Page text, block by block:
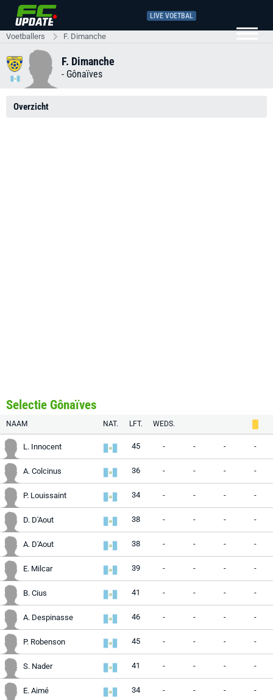
LIVE VOETBAL
Voetballers F. Dimanche
F. Dimanche
- Gônaïves
Overzicht
Selectie Gônaïves
NAAM NAT. LFT. WEDS.
L. Innocent 45 - - - -
A. Colcinus 36 - - - -
P. Louissaint 34 - - - -
D. D'Aout 38 - - - -
A. D'Aout 38 - - - -
E. Milcar 39 - - - -
B. Cius 41 - - - -
A. Despinasse 46 - - - -
P. Robenson 45 - - - -
S. Nader 41 - - - -
E. Aimé 34 - - - -